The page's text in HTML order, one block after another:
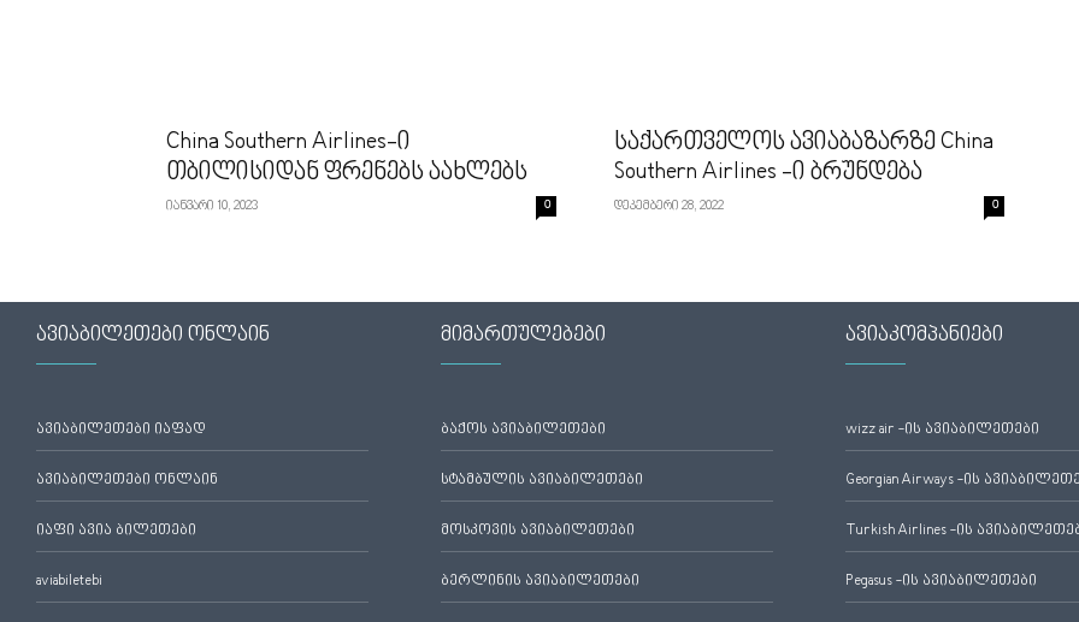
China Southern Airlines-ი
თბილისიდან ფრენებს აახლებს
იანვარი 10, 2023 0
საქართველოს ავიაბაზარზე China
Southern Airlines -ი ბრუნდება
დეკემბერი 28, 2022 0
ავიაბილეთები ონლაინ
ავიაბილეთები იაფად
ავიაბილეთები ონლაინ
იაფი ავია ბილეთები
aviabiletebi
მიმართულებები
ბაქოს ავიაბილეთები
სტამბულის ავიაბილეთები
მოსკოვის ავიაბილეთები
ბერლინის ავიაბილეთები
ავიაკომპანიები
wizz air -ის ავიაბილეთები
Georgian Airways -ის
Turkish Airlines -ის
Pegasus -ის ავიაბილეთები